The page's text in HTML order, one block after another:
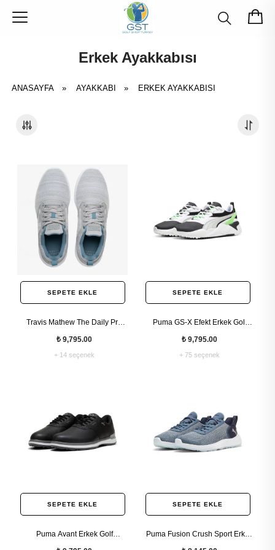
Erkek Ayakkabısı
ANASAYFA » AYAKKABI » ERKEK AYAKKABISI
SEPETE EKLE
Travis Mathew The Daily Pro
₺ 9,795.00
+ 14 seçenek
SEPETE EKLE
Puma GS-X Efekt Erkek Golf
₺ 9,795.00
+ 75 seçenek
SEPETE EKLE
Puma Avant Erkek Golf
SEPETE EKLE
Puma Fusion Crush Sport Erkek